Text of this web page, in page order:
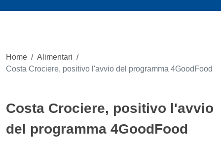
Home / Alimentari /
Costa Crociere, positivo l'avvio del programma 4GoodFood
Costa Crociere, positivo l'avvio
del programma 4GoodFood